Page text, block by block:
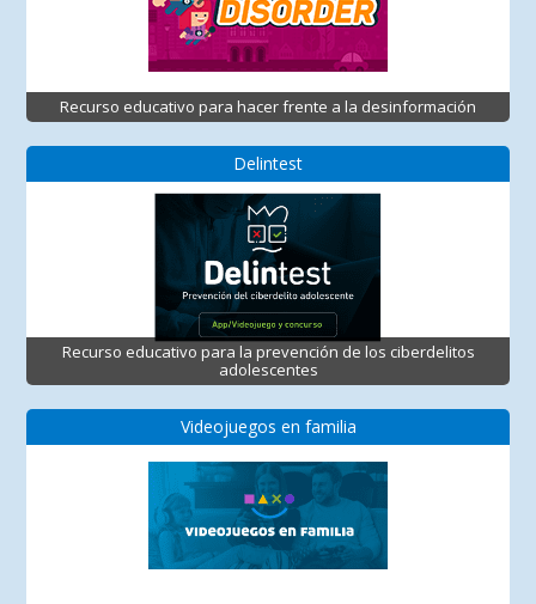
Recurso educativo para hacer frente a la desinformación
Delintest
Recurso educativo para la prevención de los ciberdelitos
adolescentes
Videojuegos en familia